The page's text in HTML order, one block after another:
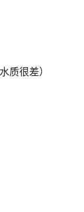
质很差）